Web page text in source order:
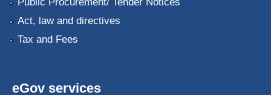
Act, law and directives
Tax and Fees
eGov services